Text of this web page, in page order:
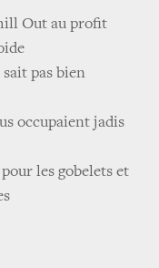
Out au profit
pas bien
occupaient jadis
les gobelets et